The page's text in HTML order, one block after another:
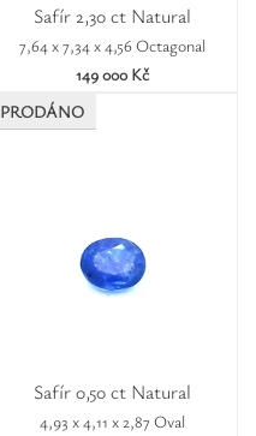
Safír 2,30 ct Natural
7,64 x 7,34 x 4,56 Octagonal
149 000 Kč
Safír 0,50 ct Natural
4,93 x 4,11 x 2,87 Oval
PRODÁNO